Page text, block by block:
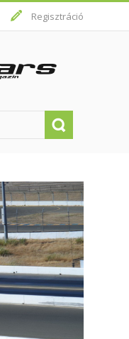
Regisztráció